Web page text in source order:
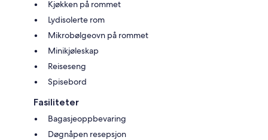
Kjøkken på rommet
Lydisolerte rom
Mikrobølgeovn på rommet
Minikjøleskap
Reiseseng
Spisebord
Fasiliteter
Bagasjeoppbevaring
Døgnåpen resepsjon